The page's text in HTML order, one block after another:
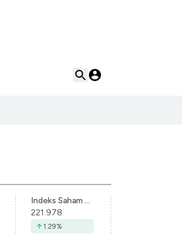
Indeks Saham Syariah Indonesia
221.978
1.29%